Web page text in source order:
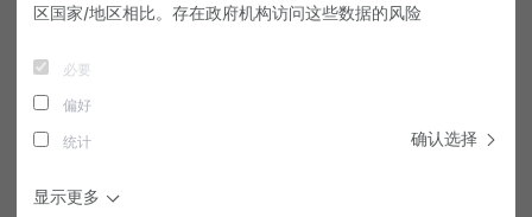
elocab 微型线缆
扁平线排
elocab 内窥镜线缆
抗菌线缆
区国家/地区相比。存在政府机构访问这些数据的风险
必要
偏好
统计 确认选择
显示更多